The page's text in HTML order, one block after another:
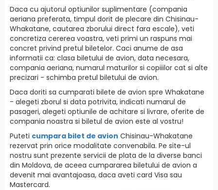
Daca cu ajutorul optiunilor suplimentare (compania
aeriana preferata, timpul dorit de plecare din Chisinau-
Whakatane, cautarea zborului direct fara escale), veti
concretiza cererea voastra, veti primi un raspuns mai
concret privind pretul biletelor. Caci anume de asa
informatii ca: clasa biletului de avion, data necesara,
compania aeriana, numarul maturilor si copiiilor cat si alte
precizari - schimba pretul biletului de avion.
Daca doriti sa cumparati bilete de avion spre Whakatane
- alegeti zborul si data potrivita, indicati numarul de
pasageri, alegeti optiunile de achitare si livrare, oferite de
compania noastra si biletul de avion este al vostru!
Puteti cumpara bilet de avion Chisinau-Whakatane
rezervat prin orice modalitate convenabila. Pe site-ul
nostru sunt prezente servicii de plata de la diverse banci
din Moldova, de aceea cumpararea biletului de avion a
devenit mai avantajoasa, daca aveti card Visa sau
Mastercard.